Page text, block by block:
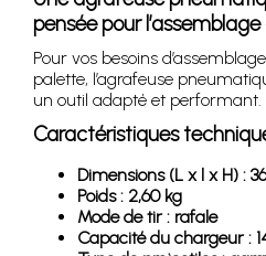
pensée pour
Pour vos besoins
palette, l’agrafeuse
un outil adapté et performant.
Caractéristiques
Dimensions (L x l x H) :
Poids : 2,60 kg
Mode de tir : rafale
Capacité du chargeur :